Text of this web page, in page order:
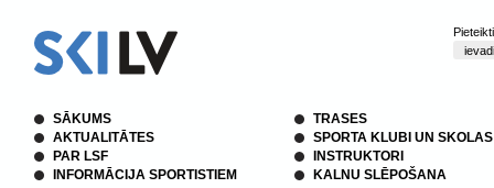
SĀKUMS
AKTUALITĀTES
PAR LSF
INFORMĀCIJA SPORTISTIEM
TRASES
SPORTA KLUBI UN SKOLAS
INSTRUKTORI
KALNU SLĒPOŠANA